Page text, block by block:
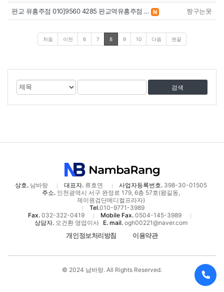
판교 유흥주점 010]9560 4285 판교역유흥주점 … N 짱구는못
처음 이전 6 7 8 9 10 다음 맨끝
게
물
검
색
대
검
어
상호.남바랑 대표자.류호연 사업자등록번호.398-30-01505
주소.인천광역시 서구 완정로 179, 6층 57호(왕길동,
제이원검단메디컬프라자)
Tel.010-9771-3989
Fax. 032-322-0419 Mobile Fax. 0504-145-3989
상담자.오건환 영업이사 E. mail.ogh00221@naver.com
개인정보처리방침 이용약관
© 2024 남바랑. All Rights Reserved.